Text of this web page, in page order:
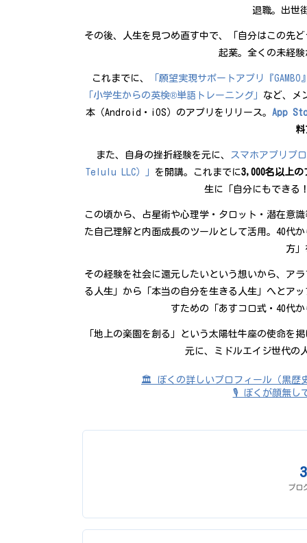
退職。出世
その後、人生を見つめ直す中で、「自分はこの先
起業。全くの未経
これまでに、
「願望実現サポートアプリ『GAMBO
「小学生からの英検®単語トレーニング」
など、メ
本（Android・iOS）のアプリをリリース。 App
また、自身の挫折経験を元に、
スマホアプリプ
Telulu LLC）」 を開講。これまでに3,000名以上の
生に「自分にもできる
この頃から、占星術や心理学・タロット・潜在意
た自己理解と内面成長のツールとして活用。40代
方
その経験を社会に還元したいという想いから、ア
る人生」から「本当の自分を生きる人生」へとア
すための「あすコロ式・40代
「地上の楽園を創る」という太陽牡牛座の使命を
元に、ミドルエイジ世代の
🏛️ ぼくの詳しいプロフィール（黒歴
🎙️ ぼくが顔無し
プロ